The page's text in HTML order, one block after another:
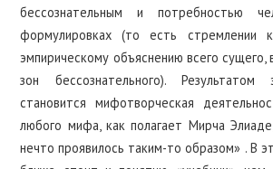
бессознательным и потребностью
формулировках (то есть стремлении к
эмпирическому объяснению всего
зон бессознательного). Результатом
становится мифотворческая
любого мифа, как полагает Мирча
нечто проявилось таким-то образом» . В